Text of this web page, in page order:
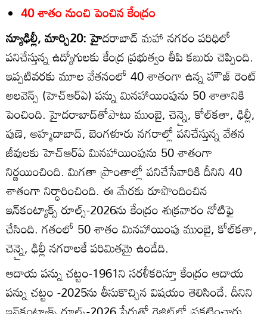
40 శాతం నుంచి పెంచిన కేంద్రం
న్యూఢిల్లీ, మార్చి20: హైదరాబాద్‌ మహా నగరం పరిధిలో
పనిచేస్తున్న ఉద్యోగులకు కేంద్ర ప్రభుత్వం తీపి కబురు చెప్పింది.
ఇప్పటివరకు మూల వేతనంలో 40 శాతంగా ఉన్న హౌజ్‌ రెంట్‌
అలవెన్స్‌ (హెచ్‌ఆర్‌ఏ) పన్ను మినహాయింపును 50 శాతానికి
పెంచింది. హైదరాబాద్‌తోపాటు ముంబై, చెన్నై, కోల్‌కతా, ఢిల్లీ,
పుణె, అహ్మదాబాద్‌, బెంగళూరు నగరాల్లో పనిచేస్తున్న వేతన
జీవులకు హెచ్‌ఆర్‌ఏ మినహాయింపును 50 శాతంగా
నిర్ణయించింది. మిగతా ప్రాంతాల్లో పనిచేసేవారికి దీనిని 40
శాతంగా నిర్ధారించింది. ఈ మేరకు రూపొందించిన
ఇన్‌కంట్యాక్స్‌ రూల్స్‌-2026ను కేంద్రం శుక్రవారం నోటిఫై
చేసింది. గతంలో 50 శాతం మినహాయింపు ముంబై, కోల్‌కతా,
చెన్నై, ఢిల్లీ నగరాలకే పరిమితమై ఉండేది.
ఆదాయ పన్ను చట్టం-1961ని సరళీకరిస్తూ కేంద్రం ఆదాయ
పన్ను చట్టం -2025ను తీసుకొచ్చిన విషయం తెలిసిందే. దీనిని